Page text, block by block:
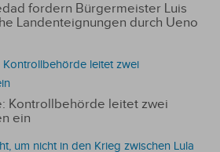
fordern Bürgermeister Luis
Landenteignungen durch Ueno
Kontrollbehörde leitet zwei
ein